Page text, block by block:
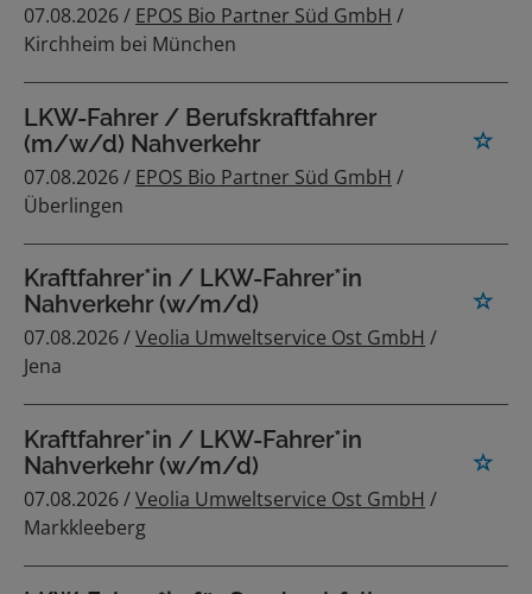
07.08.2026 / EPOS Bio Partner Süd GmbH /
Kirchheim bei München
LKW-Fahrer / Berufskraftfahrer
(m/w/d) Nahverkehr
07.08.2026 / EPOS Bio Partner Süd GmbH /
Überlingen
Kraftfahrer*in / LKW-Fahrer*in
Nahverkehr (w/m/d)
07.08.2026 /Veolia Umweltservice Ost GmbH /
Jena
Kraftfahrer*in / LKW-Fahrer*in
Nahverkehr (w/m/d)
07.08.2026 /Veolia Umweltservice Ost GmbH /
Markkleeberg